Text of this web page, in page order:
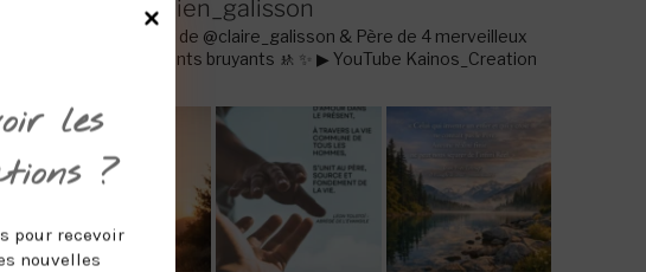
les
?
pour recevoir
nouvelles
fabien_galisson
Mari de @claire_galisson & Père de 4 merveilleux
enfants bruyants 🚸 ✨ ▶ YouTube Kainos_Creation